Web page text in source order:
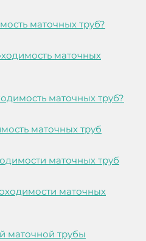
маточных труб?
маточных
маточных труб?
маточных труб
маточных труб
маточных
маточной трубы